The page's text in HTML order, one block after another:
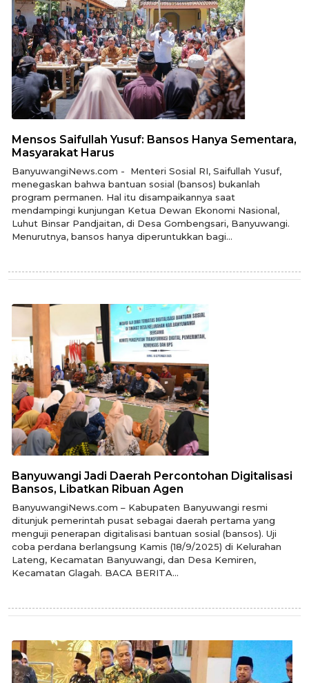
Mensos Saifullah Yusuf: Bansos Hanya Sementara,
Masyarakat Harus
BanyuwangiNews.com - Menteri Sosial RI, Saifullah Yusuf,
menegaskan bahwa bantuan sosial (bansos) bukanlah
program permanen. Hal itu disampaikannya saat
mendampingi kunjungan Ketua Dewan Ekonomi Nasional,
Luhut Binsar Pandjaitan, di Desa Gombengsari, Banyuwangi.
Menurutnya, bansos hanya diperuntukkan bagi...
Banyuwangi Jadi Daerah Percontohan Digitalisasi
Bansos, Libatkan Ribuan Agen
BanyuwangiNews.com – Kabupaten Banyuwangi resmi
ditunjuk pemerintah pusat sebagai daerah pertama yang
menguji penerapan digitalisasi bantuan sosial (bansos). Uji
coba perdana berlangsung Kamis (18/9/2025) di Kelurahan
Lateng, Kecamatan Banyuwangi, dan Desa Kemiren,
Kecamatan Glagah. BACA BERITA...